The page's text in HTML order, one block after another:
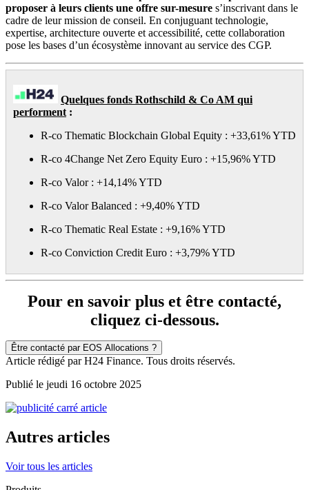
proposer à leurs clients une offre sur-mesure s’inscrivant dans le
cadre de leur mission de conseil. En conjuguant technologie,
expertise, architecture ouverte et accessibilité, cette collaboration
pose les bases d’un écosystème innovant au service des CGP.
Quelques fonds Rothschild & Co AM qui
performent :
R-co Thematic Blockchain Global Equity : +33,61% YTD
R-co 4Change Net Zero Equity Euro : +15,96% YTD
R-co Valor : +14,14% YTD
R-co Valor Balanced : +9,40% YTD
R-co Thematic Real Estate : +9,16% YTD
R-co Conviction Credit Euro : +3,79% YTD
Pour en savoir plus et être contacté,
cliquez ci-dessous.
Être contacté par EOS Allocations ?
Article rédigé par H24 Finance. Tous droits réservés.
Publié le jeudi 16 octobre 2025
Autres articles
Voir tous les articles